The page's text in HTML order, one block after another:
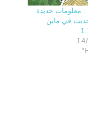
Minecraft : معلومات جديدة
في ماين